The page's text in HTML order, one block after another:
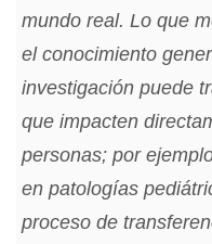
mundo real. Lo que
el conocimiento
investigación puede
que impacten
personas; por
en patologías
proceso de